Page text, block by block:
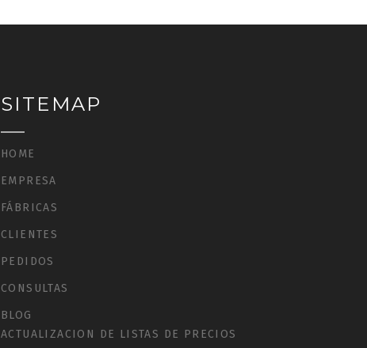
SITEMAP
HOME
EMPRESA
FÁBRICAS
CLIENTES
PEDIDOS
CONSULTAS
BLOG
ACTUALIZACION DE LISTAS DE PRECIOS